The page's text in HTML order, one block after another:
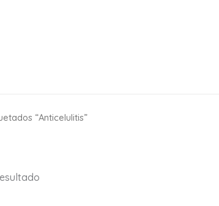
“Anticelulitis”